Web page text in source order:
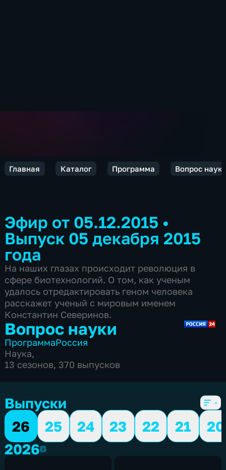
Главная Каталог Программа Вопрос
Эфир от 05.12.2015 •
Выпуск 05 декабря 2015
года
На наших глазах происходит революция в
сфере биотехнологий. О том, как ученым
удалось отредактировать геном человека
расскажет ученый с мировым именем
Константин Северинов.
Вопрос науки
ПрограммаРоссия
Наука,
13 сезонов, 370 выпусков
Выпуски
26
25 24 23 22 21
20
20262026